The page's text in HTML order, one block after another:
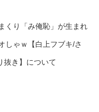
くり「み俺恥」が生まれ
しゃｗ【白上フブキ/さ
抜き】について